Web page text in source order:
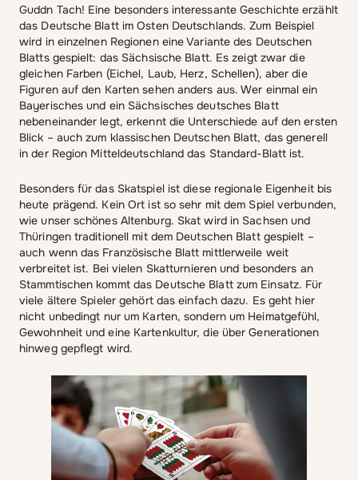
Guddn Tach! Eine besonders interessante Geschichte erzählt
das Deutsche Blatt im Osten Deutschlands. Zum Beispiel
wird in einzelnen Regionen eine Variante des Deutschen
Blatts gespielt: das Sächsische Blatt. Es zeigt zwar die
gleichen Farben (Eichel, Laub, Herz, Schellen), aber die
Figuren auf den Karten sehen anders aus. Wer einmal ein
Bayerisches und ein Sächsisches deutsches Blatt
nebeneinander legt, erkennt die Unterschiede auf den ersten
Blick – auch zum klassischen Deutschen Blatt, das generell
in der Region Mitteldeutschland das Standard-Blatt ist.
Besonders für das Skatspiel ist diese regionale Eigenheit bis
heute prägend. Kein Ort ist so sehr mit dem Spiel verbunden,
wie unser schönes Altenburg. Skat wird in Sachsen und
Thüringen traditionell mit dem Deutschen Blatt gespielt –
auch wenn das Französische Blatt mittlerweile weit
verbreitet ist. Bei vielen Skatturnieren und besonders an
Stammtischen kommt das Deutsche Blatt zum Einsatz. Für
viele ältere Spieler gehört das einfach dazu. Es geht hier
nicht unbedingt nur um Karten, sondern um Heimatgefühl,
Gewohnheit und eine Kartenkultur, die über Generationen
hinweg gepflegt wird.